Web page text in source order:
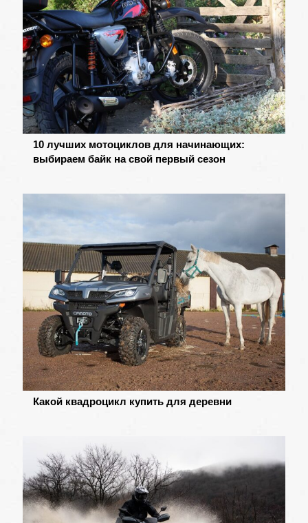
10 лучших мотоциклов для начинающих:
выбираем байк на свой первый сезон
Какой квадроцикл купить для деревни